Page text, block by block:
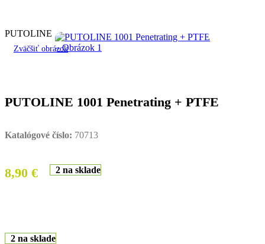
PUTOLINE
Zväčšiť obrázok
PUTOLINE 1001 Penetrating + PTFE
Katalógové číslo: 70713
8,90 € 2 na sklade
2 na sklade